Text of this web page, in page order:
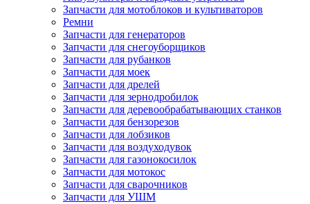
Запчасти для мотоблоков и культиваторов
Ремни
Запчасти для генераторов
Запчасти для снегоуборщиков
Запчасти для рубанков
Запчасти для моек
Запчасти для дрелей
Запчасти для зернодробилок
Запчасти для деревообрабатывающих станков
Запчасти для бензорезов
Запчасти для лобзиков
Запчасти для воздуходувок
Запчасти для газонокосилок
Запчасти для мотокос
Запчасти для сварочников
Запчасти для УШМ